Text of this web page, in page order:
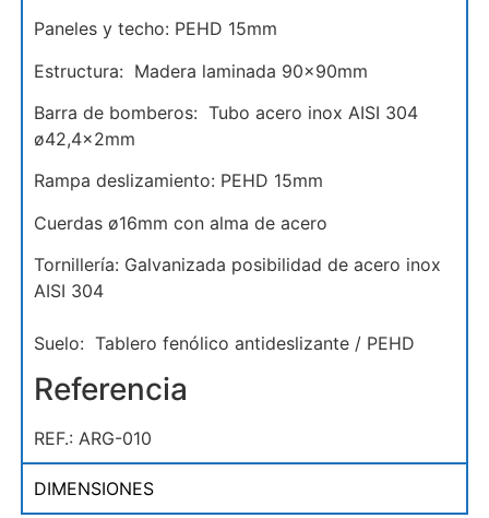
Paneles y techo: PEHD 15mm
Estructura: Madera laminada 90x90mm
Barra de bomberos: Tubo acero inox AISI 304
ø42,4x2mm
Rampa deslizamiento: PEHD 15mm
Cuerdas ø16mm con alma de acero
Tornillería: Galvanizada posibilidad de acero inox
AISI 304
Suelo: Tablero fenólico antideslizante / PEHD
Referencia
REF.: ARG-010
DIMENSIONES